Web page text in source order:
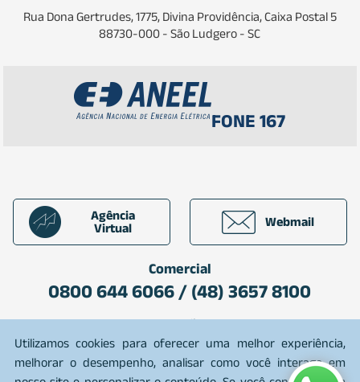
Utilizamos cookies para oferecer uma melhor experiência,
melhorar o desempenho, analisar como você interage em
Rua Dona Gertrudes, 1775, Divina Providência, Caixa Postal 5
88730-000 - São Ludgero - SC
FONE 167
Agência
Virtual
Webmail
Comercial
0800 644 6066 / (48) 3657 8100
Plantão
0800 642 7080